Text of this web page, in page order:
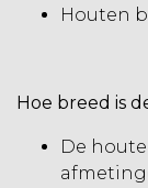
Houten
Hoe breed is
De